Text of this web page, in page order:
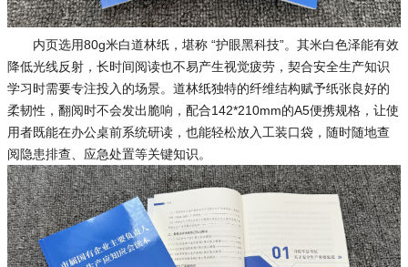
内页选用80g米白道林纸，堪称 “护眼黑科技”。其米白色泽能有效
降低光线反射，长时间阅读也不易产生视觉疲劳，契合安全生产知识
学习时需要专注投入的场景。道林纸独特的纤维结构赋予纸张良好的
柔韧性，翻阅时不会发出脆响，配合142*210mm的A5便携规格，让使
用者既能在办公桌前系统研读，也能轻松放入工装口袋，随时随地查
阅隐患排查、应急处置等关键知识。